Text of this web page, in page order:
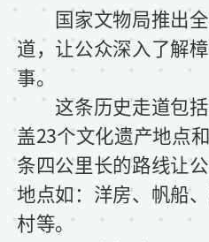
国家文物局推出
道，让公众深入了解
事。
这条历史走道包
盖23个文化遗产地点
条四公里长的路线让
地点如：洋房、帆船
村等。